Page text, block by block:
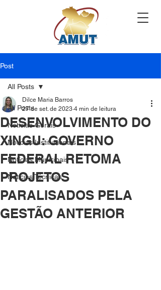
Post
All Posts
Notícias Gerais
Notícias Institucionais
Notícias Municipais
Notícias Técnicas
All Posts
DESENVOLVIMENTO DO
XINGU: GOVERNO
FEDERAL RETOMA
PROJETOS
PARALISADOS PELA
GESTÃO ANTERIOR
Dilce Maria Barros
27 de set. de 2023 4 min de leitura